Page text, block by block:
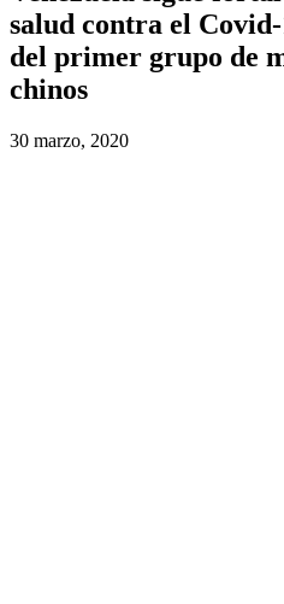
salud contra el
del primer grupo de
chinos
30 marzo, 2020